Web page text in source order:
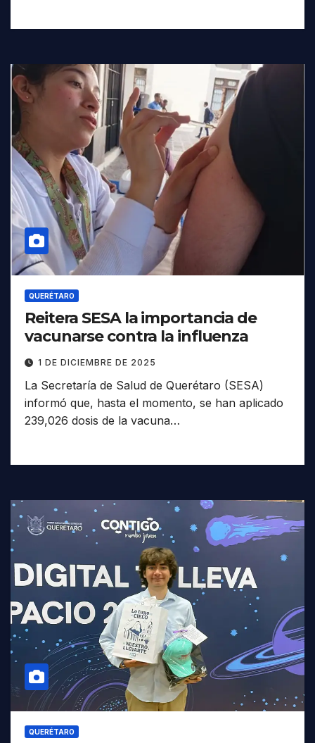
QUERÉTARO
Reitera SESA la importancia de
vacunarse contra la influenza
1 DE DICIEMBRE DE 2025
La Secretaría de Salud de Querétaro (SESA)
informó que, hasta el momento, se han aplicado
239,026 dosis de la vacuna…
QUERÉTARO